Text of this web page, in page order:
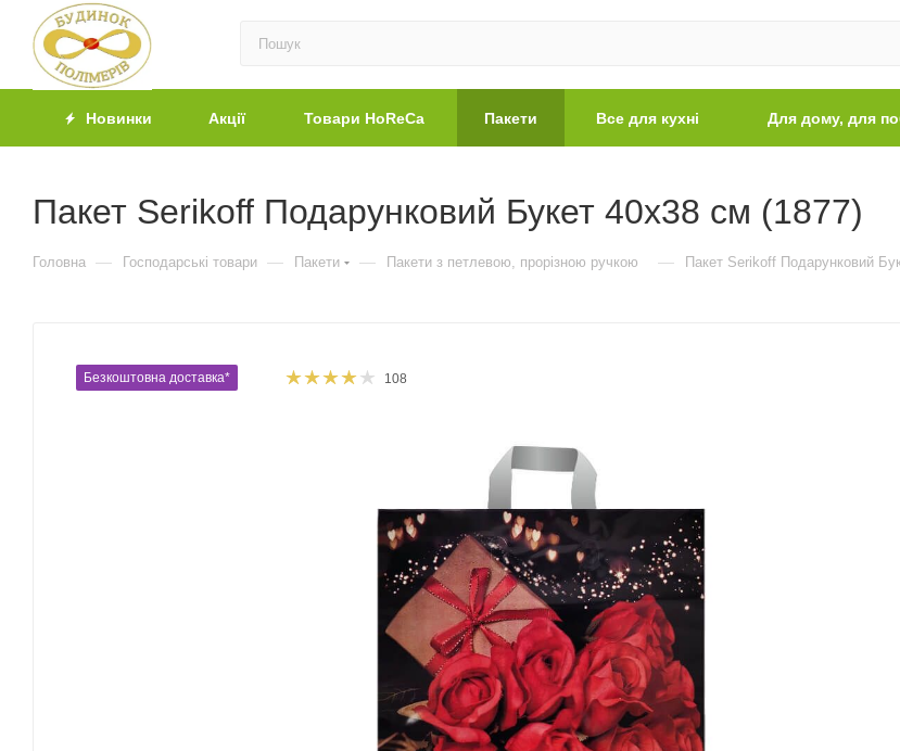
Новинки Акції Товари HoReCa Пакети Все для кухні Для дому, для
Пакет Serikoff Подарунковий Букет 40х38 см (1877)
Головна — Господарські товари — Пакети — Пакети з петлевою, прорізною ручкою — Пакет Serikoff Подарунковий
Безкоштовна доставка* 108